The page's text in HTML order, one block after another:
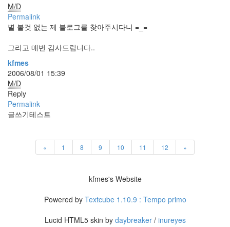
M/D
Permalink
별 볼것 없는 제 블로그를 찾아주시다니 =_=
그리고 매번 감사드립니다..
kfmes
2006/08/01 15:39
M/D
Reply
Permalink
글쓰기테스트
« 1 8 9 10 11 12 »
눅
스
40
발
Android
6
윈
도
우
5
kfmes's Website
Powered by Textcube 1.10.9 : Tempo primo
Lucid HTML5 skin by daybreaker/ inureyes